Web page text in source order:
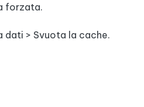
forzata.
dati > Svuota la cache.